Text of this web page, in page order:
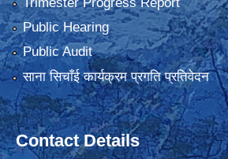
Public Hearing
Public Audit
साना सिचाँई कार्यक्रम प्रगति प्रतिवेदन
Contact Details